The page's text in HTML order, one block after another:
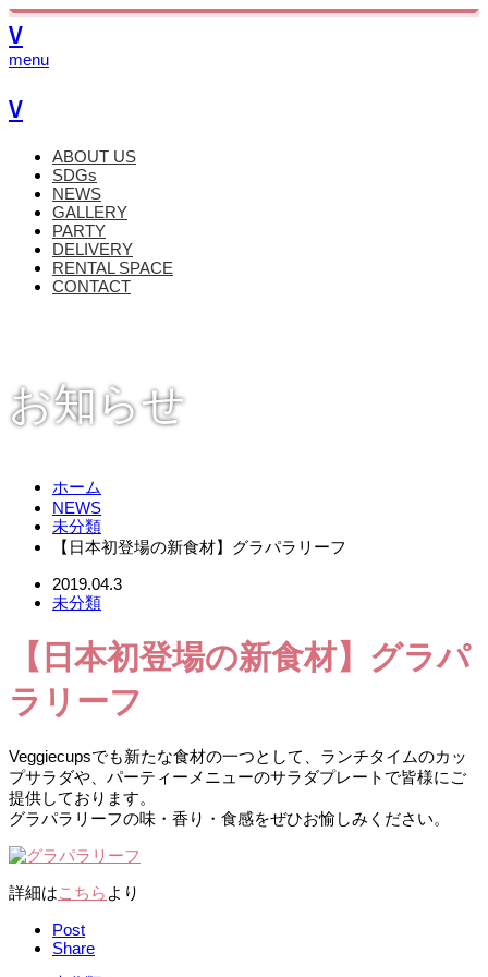
V
menu
V
ABOUT US
SDGs
NEWS
GALLERY
PARTY
DELIVERY
RENTAL SPACE
CONTACT
お知らせ
ホーム
NEWS
未分類
【日本初登場の新食材】グラパラリーフ
2019.04.3
未分類
【日本初登場の新食材】グラパ
ラリーフ
Veggiecupsでも新たな食材の一つとして、ランチタイムのカッ
プサラダや、パーティーメニューのサラダプレートで皆様にご
提供しております。
グラパラリーフの味・香り・食感をぜひお愉しみください。
詳細はこちら より
Post
Share